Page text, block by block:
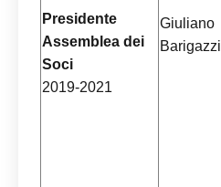
Presidente
Assemblea dei
Soci
2019-2021
Giuliano
Barigazzi